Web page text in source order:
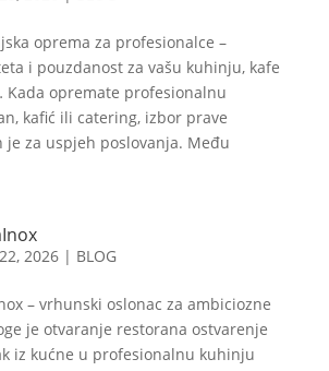
oprema za profesionalce –
i pouzdanost za vašu kuhinju, kafe
Kada opremate profesionalnu
kafić ili catering, izbor prave
je za uspjeh poslovanja. Među
2026| BLOG
– vrhunski oslonac za ambiciozne
je otvaranje restorana ostvarenje
iz kućne u profesionalnu kuhinju